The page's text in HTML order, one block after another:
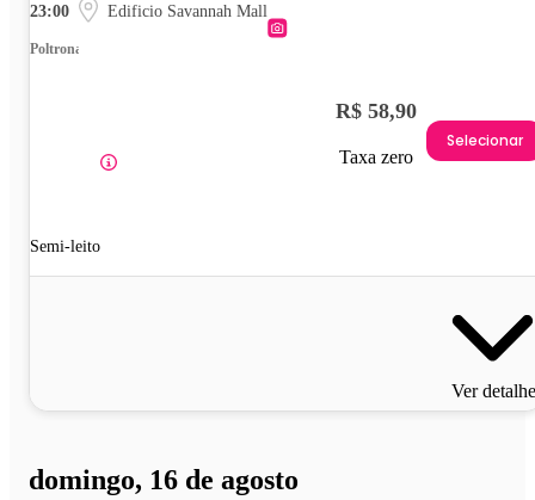
23:00 Edificio Savannah Mall
Poltrona
Semi-leito
R$ 58,90
Taxa zero
Selecionar
Ver
domingo, 16 de agosto